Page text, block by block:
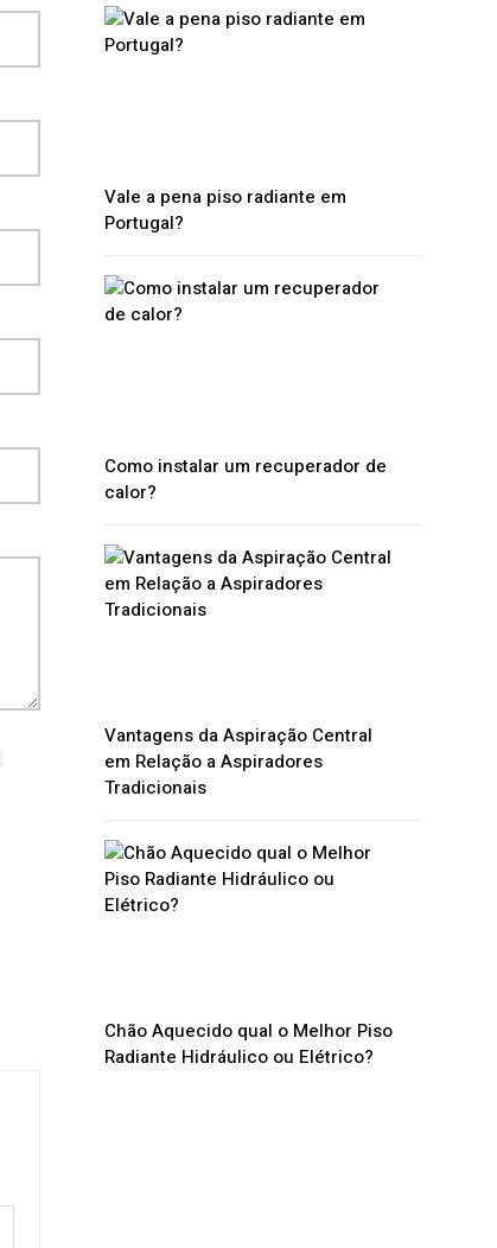
Vale a pena piso radiante em
Portugal?
Como instalar um recuperador de
calor?
Vantagens da Aspiração Central
em Relação a Aspiradores
Tradicionais
Chão Aquecido qual o Melhor Piso
Radiante Hidráulico ou Elétrico?